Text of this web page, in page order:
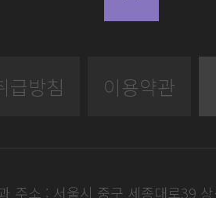
급방침 이용약관
주소 : 서울시 중구 세종대로39